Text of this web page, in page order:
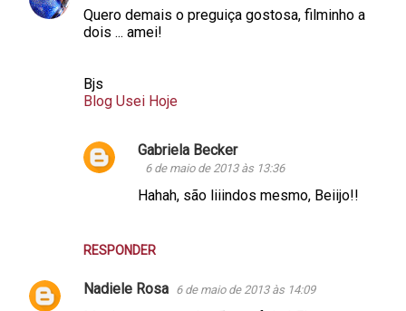
Quero demais o preguiça gostosa, filminho a
dois ... amei!
Bjs
Blog Usei Hoje
RESPONDER
Gabriela Becker
6 de maio de 2013 às 13:36
Hahah, são liiindos mesmo, Beiijo!!
Nadiele Rosa 6 de maio de 2013 às 14:09